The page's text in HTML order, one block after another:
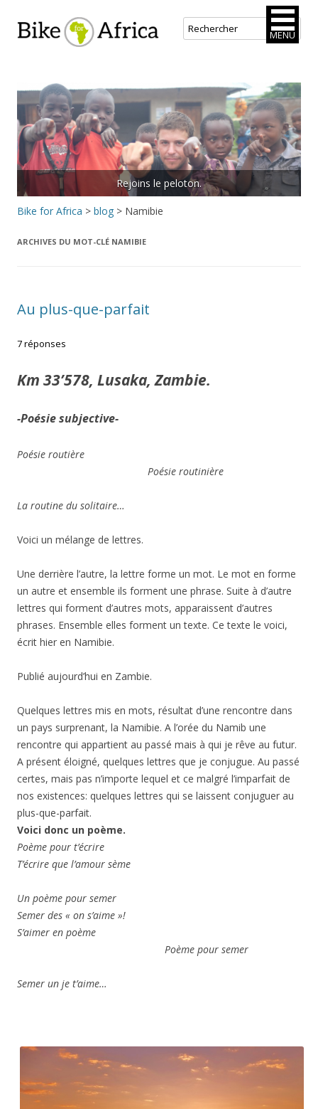
Bike for Africa
contenu
principal
Rejoins le peloton.
Bike for Africa > blog > Namibie
ARCHIVES DU MOT-CLÉ NAMIBIE
Au plus-que-parfait
7 réponses
Km 33’578, Lusaka, Zambie.
-Poésie subjective-
Poésie routière
Poésie routinière
La routine du solitaire…
Voici un mélange de lettres.
Une derrière l’autre, la lettre forme un mot. Le mot en forme
un autre et ensemble ils forment une phrase. Suite à d’autre
lettres qui forment d’autres mots, apparaissent d’autres
phrases. Ensemble elles forment un texte. Ce texte le voici,
écrit hier en Namibie.
Publié aujourd’hui en Zambie.
Quelques lettres mis en mots, résultat d’une rencontre dans
un pays surprenant, la Namibie. A l’orée du Namib une
rencontre qui appartient au passé mais à qui je rêve au futur.
A présent éloigné, quelques lettres que je conjugue. Au passé
certes, mais pas n’importe lequel et ce malgré l’imparfait de
nos existences: quelques lettres qui se laissent conjuguer au
plus-que-parfait.
Voici donc un poème.
Poème pour t’écrire
T’écrire que l’amour sème
Un poème pour semer
Semer des « on s’aime »!
S’aimer en poème
Poème pour semer
Semer un je t’aime…
MENU